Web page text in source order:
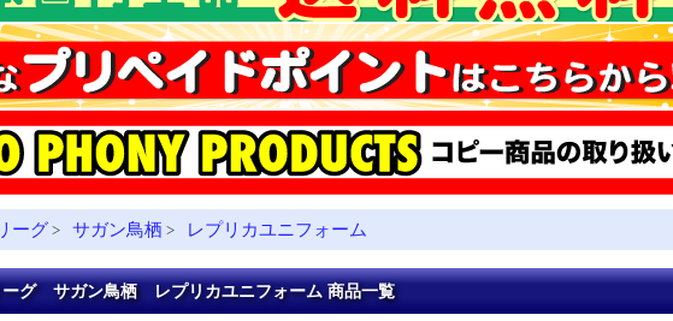
ーグ > サガン鳥栖 > レプリカユニフォーム
ーグ サガン鳥栖 レプリカユニフォーム 商品一覧